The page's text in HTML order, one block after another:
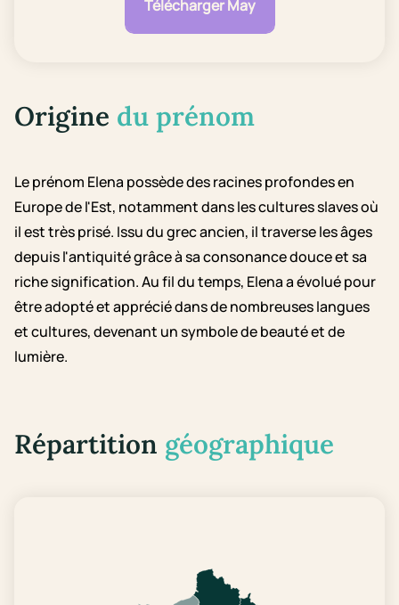
Télécharger May
Origine du prénom
Le prénom Elena possède des racines profondes en
Europe de l'Est, notamment dans les cultures slaves où
il est très prisé. Issu du grec ancien, il traverse les âges
depuis l'antiquité grâce à sa consonance douce et sa
riche signification. Au fil du temps, Elena a évolué pour
être adopté et apprécié dans de nombreuses langues
et cultures, devenant un symbole de beauté et de
lumière.
Répartition géographique